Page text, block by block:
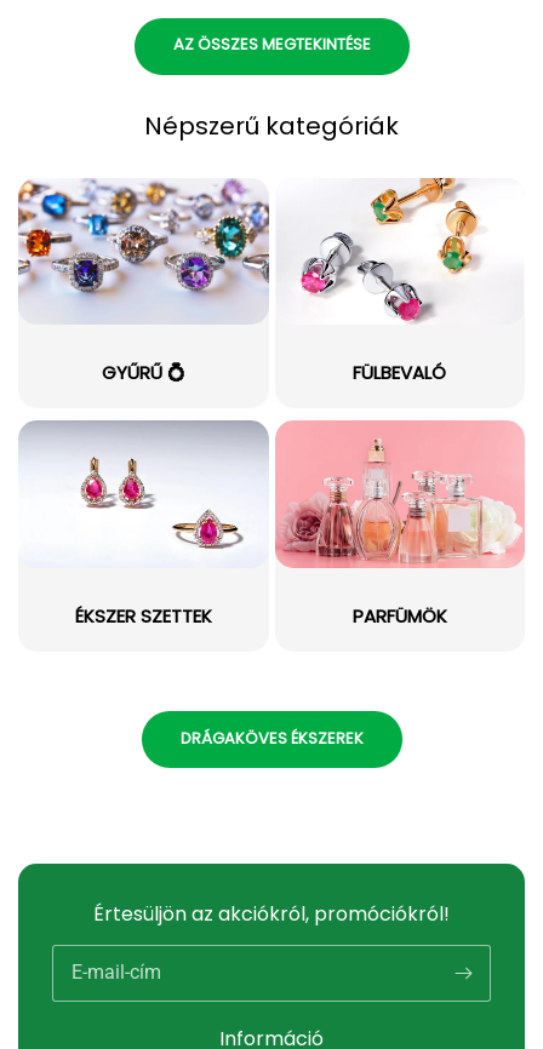
AZ ÖSSZES MEGTEKINTÉSE
Népszerű kategóriák
GYŰRŰ 💍 FÜLBEVALÓ
ÉKSZER SZETTEK PARFÜMÖK
DRÁGAKÖVES ÉKSZEREK
Információ
Értesüljön az akciókról, promóciókról!
E-mail-cím